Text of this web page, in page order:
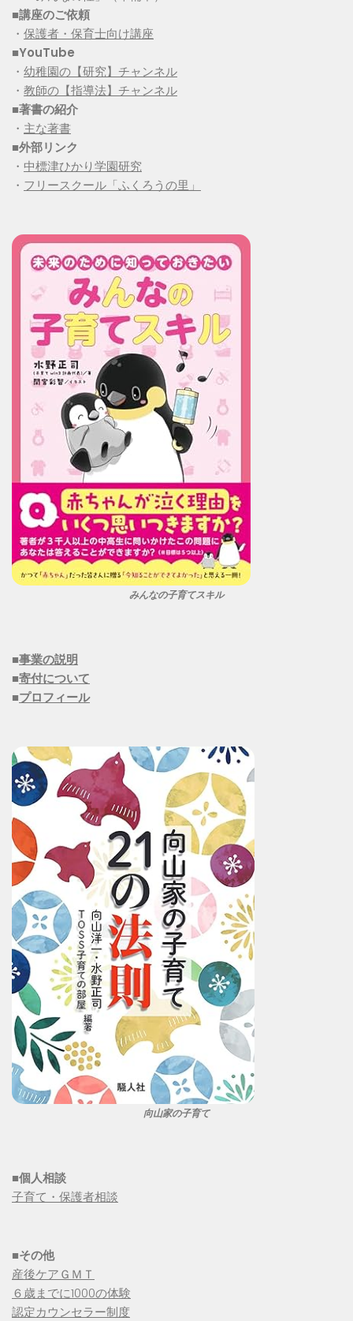
■講座のご依頼
・ 保護者・保育士向け講座
■YouTube
・ 幼稚園の【研究】チャンネル
・ 教師の【指導法】チャンネル
■著書の紹介
・ 主な著書
■外部リンク
・ 中標津ひかり学園研究
・ フリースクール「ふくろうの里」
みんなの子育てスキル
■事業の説明
■寄付について
■プロフィール
向山家の子育て
■個人相談
子育て・保護者相談
■その他
産後ケアＧＭＴ
６歳までに1000の体験
認定カウンセラー制度